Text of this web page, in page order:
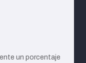
un porcentaje